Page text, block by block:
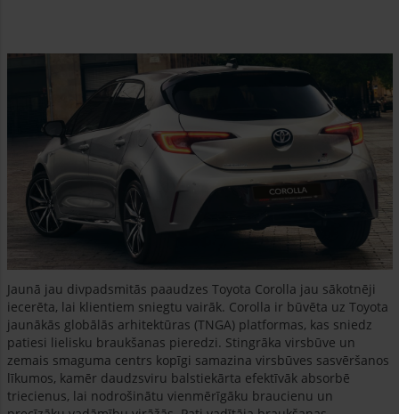
Jaunā jau divpadsmitās paaudzes Toyota Corolla jau sākotnēji
iecerēta, lai klientiem sniegtu vairāk. Corolla ir būvēta uz Toyota
jaunākās globālās arhitektūras (TNGA) platformas, kas sniedz
patiesi lielisku braukšanas pieredzi. Stingrāka virsbūve un
zemais smaguma centrs kopīgi samazina virsbūves sasvēršanos
līkumos, kamēr daudzsviru balstiekārta efektīvāk absorbē
triecienus, lai nodrošinātu vienmērīgāku braucienu un